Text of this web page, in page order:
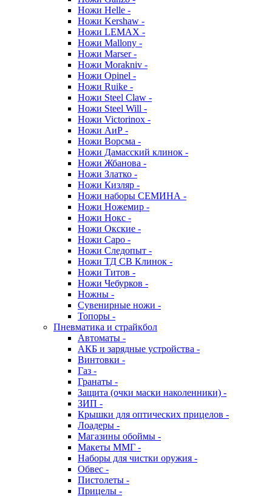
Ножи Helle -
Ножи Kershaw -
Ножи LEMAX -
Ножи Mallony -
Ножи Marser -
Ножи Morakniv -
Ножи Opinel -
Ножи Ruike -
Ножи Steel Claw -
Ножи Steel Will -
Ножи Victorinox -
Ножи АиР -
Ножи Ворсма -
Ножи Дамасский клинок -
Ножи Жбанова -
Ножи Златко -
Ножи Кизляр -
Ножи наборы СЕМИНА -
Ножи Ножемир -
Ножи Нокс -
Ножи Окские -
Ножи Саро -
Ножи Следопыт -
Ножи ТД СВ Клинок -
Ножи Титов -
Ножи Чебурков -
Ножны -
Сувенирные ножи -
Топоры -
Пневматика и страйкбол
Автоматы -
АКБ и зарядные устройства -
Винтовки -
Газ -
Гранаты -
Защита (очки маски наколенники) -
ЗИП -
Крышки для оптических прицелов -
Лоадеры -
Магазины обоймы -
Макеты ММГ -
Наборы для чистки оружия -
Обвес -
Пистолеты -
Прицелы -